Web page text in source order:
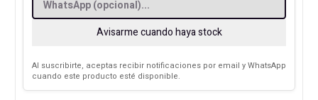
Avisarme cuando haya stock
Al suscribirte, aceptas recibir notificaciones por email y WhatsApp
cuando este producto esté disponible.